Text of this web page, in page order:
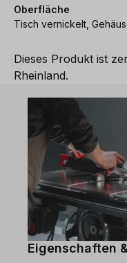
Oberfläche
Tisch vernickelt,
Dieses Produkt ist
Rheinland.
Eigenschaften